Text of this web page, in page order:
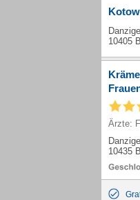
10405
Ärzte:
10435